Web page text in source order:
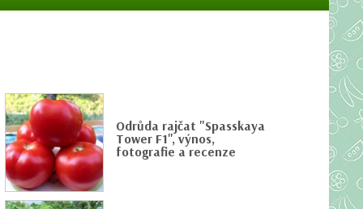
Odrůda rajčat "Spasskaya
Tower F1", výnos,
fotografie a recenze